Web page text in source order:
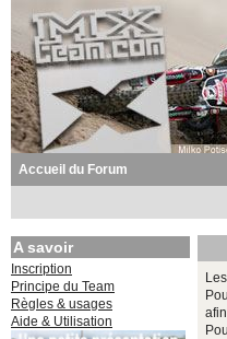
Accueil du Forum
A savoir
Inscription
Principe du Team
Règles & usages
Aide & Utilisation